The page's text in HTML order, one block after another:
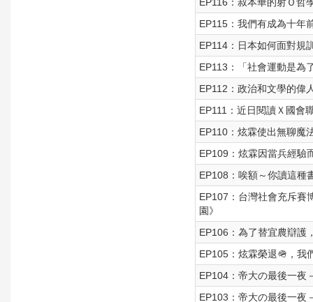
EP115：我們有成為十年
EP114：日本如何面對規
EP113：「社會運動是為
EP112：政治和文學的偉
EP111：近日閱讀Ｘ國會
EP110：炫霖使出無聊魔
EP109：炫霖因當兵經驗
EP108：唉額～你讀這種
EP107：台灣社會充斥賽
園》
EP106：為了替宜農辯護
EP105：炫霖榮退🪖，我
EP104：帝大の最後一夜
EP103：帝大の最後一夜